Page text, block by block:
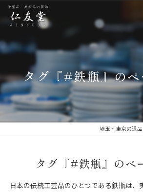
タグ『#鉄瓶』の
埼玉・東京の遺
タグ『#鉄瓶』のペ
日本の伝統工芸品のひとつである鉄瓶は、